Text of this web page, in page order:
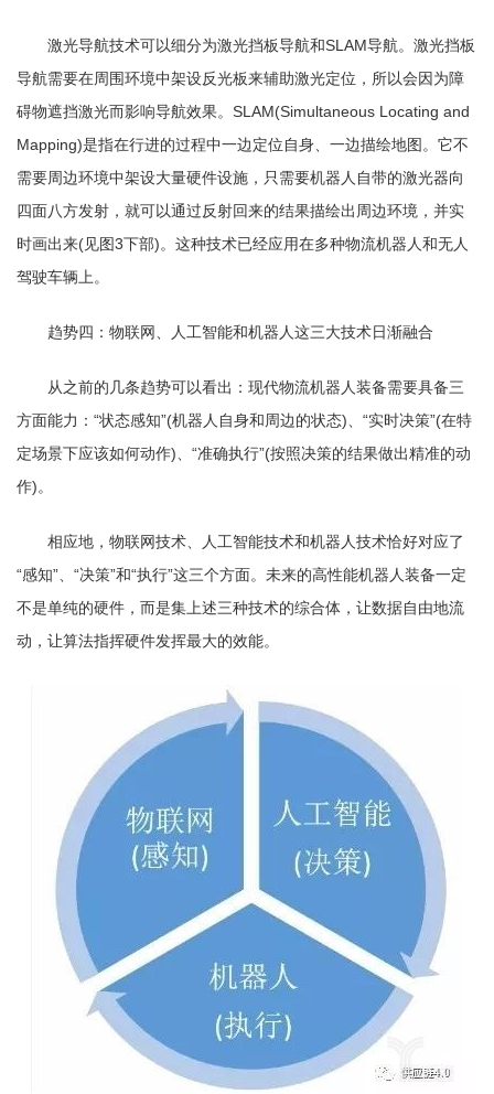
激光导航技术可以细分为激光挡板导航和SLAM导航。激光挡板
导航需要在周围环境中架设反光板来辅助激光定位，所以会因为障
碍物遮挡激光而影响导航效果。SLAM(Simultaneous Locating and
Mapping)是指在行进的过程中一边定位自身、一边描绘地图。它不
需要周边环境中架设大量硬件设施，只需要机器人自带的激光器向
四面八方发射，就可以通过反射回来的结果描绘出周边环境，并实
时画出来(见图3下部)。这种技术已经应用在多种物流机器人和无人
驾驶车辆上。
趋势四：物联网、人工智能和机器人这三大技术日渐融合
从之前的几条趋势可以看出：现代物流机器人装备需要具备三
方面能力：“状态感知”(机器人自身和周边的状态)、“实时决策”(在特
定场景下应该如何动作)、“准确执行”(按照决策的结果做出精准的动
作)。
相应地，物联网技术、人工智能技术和机器人技术恰好对应了
“感知”、“决策”和“执行”这三个方面。未来的高性能机器人装备一定
不是单纯的硬件，而是集上述三种技术的综合体，让数据自由地流
动，让算法指挥硬件发挥最大的效能。